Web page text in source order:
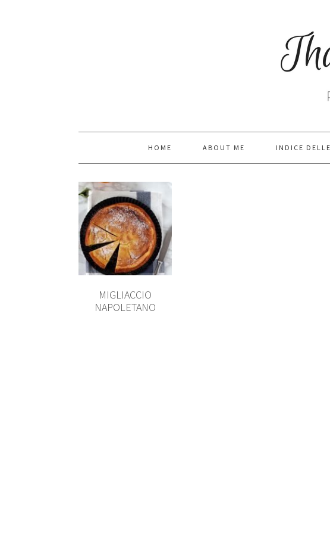
HOME ABOUT ME INDICE
MIGLIACCIO
NAPOLETANO